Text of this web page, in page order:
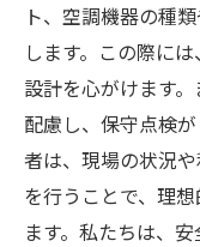
ト、空調機器の種
します。この際に
設計を心がけます
配慮し、保守点検
者は、現場の状況
を行うことで、理
ます。私たちは、